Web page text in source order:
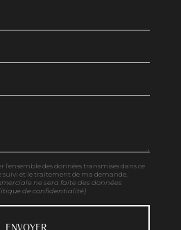
l'ensemble des données transmises dans ce
et le traitement de ma demande.
ne sera faite des données
de confidentialité)